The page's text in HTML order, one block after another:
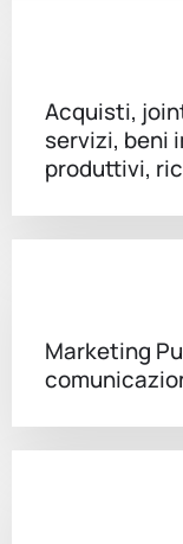
Acquisti,
servizi, beni
produttivi,
Marketing